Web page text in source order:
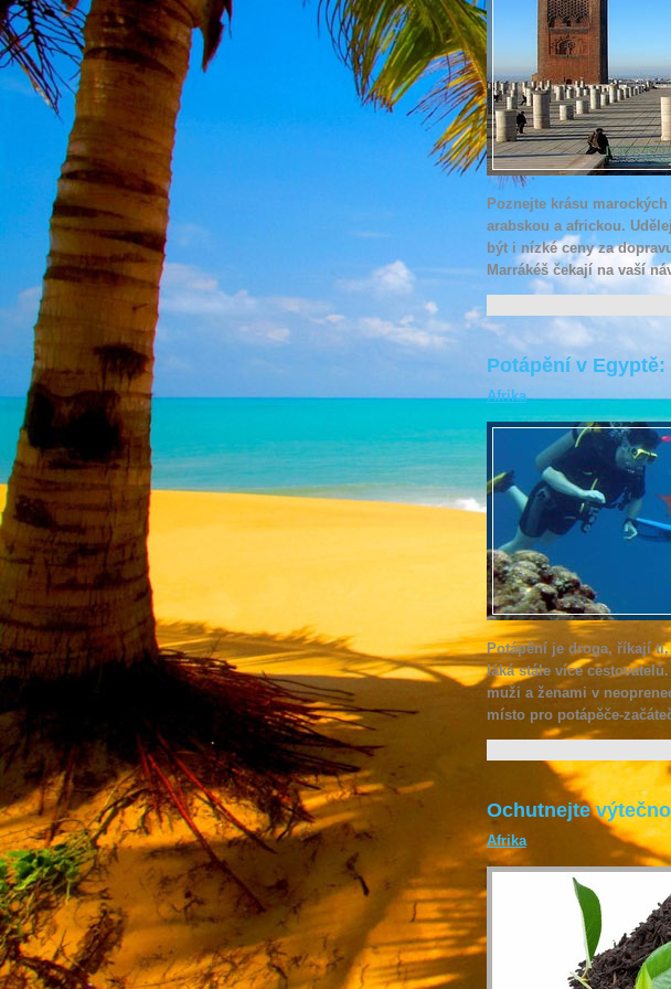
Poznejte krásu
arabskou a africkou.
být i nízké ceny za
Marrákéš čekají na vaší
Potápění v
Afrika
Potápění je droga, říkají
láká stále více
muži a ženami v
místo pro potápěče-
Ochutnejte
Afrika